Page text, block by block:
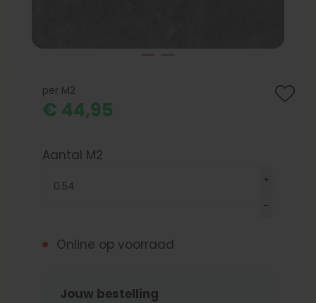
per M2
€ 44,95
Aantal M2
Online op voorraad
Jouw bestelling